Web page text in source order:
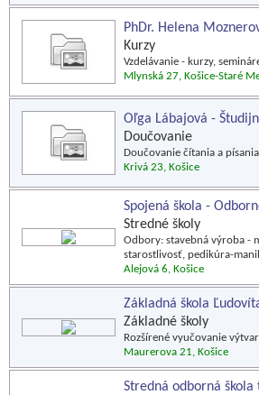
PhDr. Helena
Kurzy
Vzdelávanie - kurzy,
Mlynská 27, Košice-Staré
Oľga Lábajová -
Doučovanie
Doučovanie čítania a
Krivá 23, Košice
Spojená škola -
Stredné školy
Odbory: stavebná výroba -
starostlivosť, pedikúra-
Alejová 6, Košice
Základná škola
Základné školy
Rozšírené vyučovanie
Maurerova 21, Košice
Stredná odborná škola